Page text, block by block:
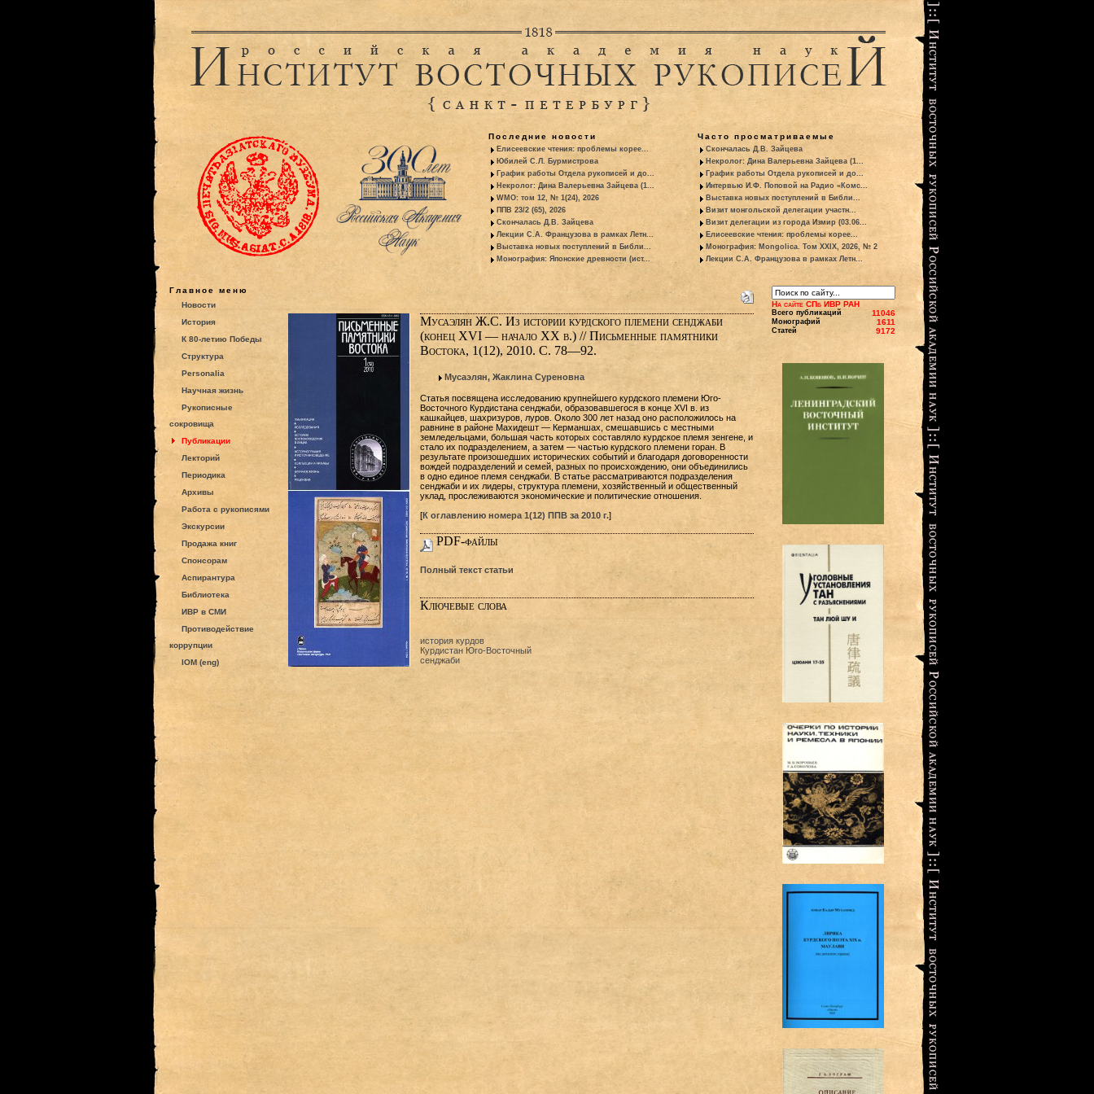
Последние новости
Елисеевские чтения: проблемы корее...
Юбилей С.Л. Бурмистрова
График работы Отдела рукописей и до...
Некролог: Дина Валерьевна Зайцева (1...
WMO: том 12, № 1(24), 2026
ППВ 23/2 (65), 2026
Скончалась Д.В. Зайцева
Лекции С.А. Французова в рамках Летн...
Выставка новых поступлений в Библи...
Монография: Японские древности (ист...
Часто просматриваемые
Скончалась Д.В. Зайцева
Некролог: Дина Валерьевна Зайцева (1...
График работы Отдела рукописей и до...
Интервью И.Ф. Поповой на Радио «Комс...
Выставка новых поступлений в Библи...
Визит монгольской делегации участн...
Визит делегации из города Измир (03.06...
Елисеевские чтения: проблемы корее...
Монография: Mongolica. Том XXIX, 2026, № 2
Лекции С.А. Французова в рамках Летн...
Главное меню
Новости
История
К 80-летию Победы
Структура
Personalia
Научная жизнь
Рукописные
сокровища
Публикации
Лекторий
Периодика
Архивы
Работа с рукописями
Экскурсии
Продажа книг
Спонсорам
Аспирантура
Библиотека
ИВР в СМИ
Противодействие
коррупции
IOM (eng)
Мусаэлян Ж.С. Из истории курдского племени сенджаби
(конец XVI — начало XX в.) // Письменные памятники
Востока, 1(12), 2010. С. 78—92.
Мусаэлян, Жаклина Суреновна
Статья посвящена исследованию крупнейшего курдского племени Юго-
Восточного Курдистана сенджаби, образовавшегося в конце XVI в. из
кашкайцев, шахризуров, луров. Около 300 лет назад оно расположилось на
равнине в районе Махидешт — Керманшах, смешавшись с местными
земледельцами, большая часть которых составляло курдское племя зенгене, и
стало их подразделением, а затем — частью курдского племени горан. В
результате произошедших исторических событий и благодаря договоренности
вождей подразделений и семей, разных по происхождению, они объединились
в одно единое племя сенджаби. В статье рассматриваются подразделения
сенджаби и их лидеры, структура племени, хозяйственный и общественный
уклад, прослеживаются экономические и политические отношения.
[К оглавлению номера 1(12) ППВ за 2010 г.]
PDF-файлы
Полный текст статьи
Ключевые слова
история курдов
Курдистан Юго-Восточный
сенджаби
На сайте СПб ИВР РАН
Всего публикаций 11046
Монографий 1611
Статей 9172